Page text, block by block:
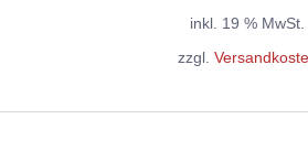
inkl. 19 % MwSt.
zzgl.